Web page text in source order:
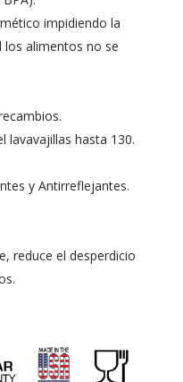
impidiendo la
los alimentos no se
lavavajillas hasta 130.
y Antirreflejantes.
reduce el desperdicio